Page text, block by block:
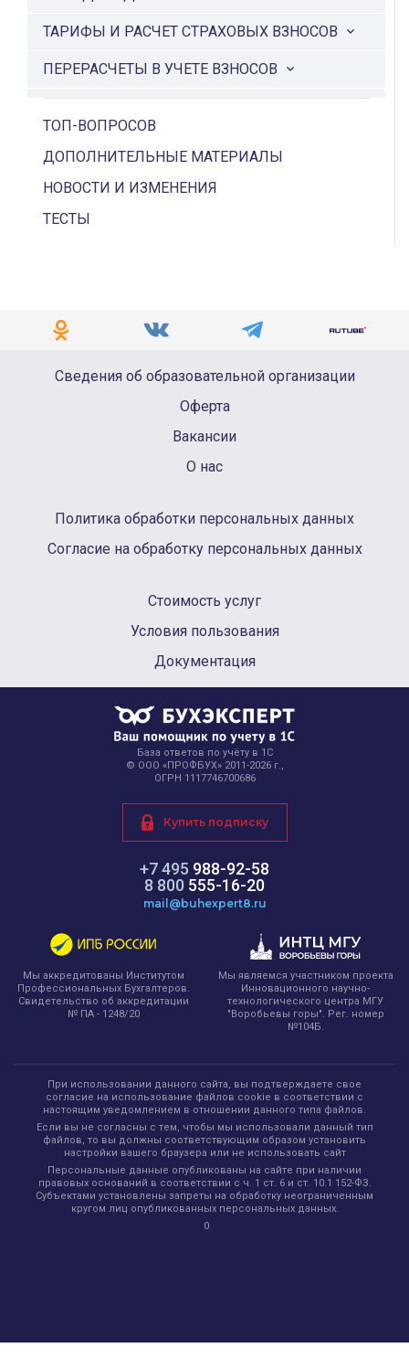
ТАРИФЫ И РАСЧЕТ СТРАХОВЫХ ВЗНОСОВ
ПЕРЕРАСЧЕТЫ В УЧЕТЕ ВЗНОСОВ
КАТЕГОРИЙ СОТРУДНИКОВ
ТОП-ВОПРОСОВ
ДОПОЛНИТЕЛЬНЫЕ МАТЕРИАЛЫ
НОВОСТИ И ИЗМЕНЕНИЯ
ТЕСТЫ
Сведения об образовательной организации
Оферта
Вакансии
О нас
Политика обработки персональных данных
Согласие на обработку персональных данных
Стоимость услуг
Условия пользования
Документация
База ответов по учёту в 1С
© ООО «ПРОФБУХ» 2011-2026 г.,
ОГРН 1117746700686
+7 495 988-92-58
8 800 555-16-20
mail@buhexpert8.ru
Купить подписку
Мы аккредитованы Институтом
Профессиональных Бухгалтеров.
Свидетельство об аккредитации
№ ПА - 1248/20
Мы являемся участником проекта
Инновационного научно-
технологического центра МГУ
"Воробьевы горы". Рег. номер
№104Б.
При использовании данного сайта, вы подтверждаете свое
согласие на использование файлов cookie в соответствии с
настоящим уведомлением в отношении данного типа файлов.
Если вы не согласны с тем, чтобы мы использовали данный тип
файлов, то вы должны соответствующим образом установить
настройки вашего браузера или не использовать сайт
Персональные данные опубликованы на сайте при наличии
правовых оснований в соответствии с ч. 1 ст. 6 и ст. 10.1 152-ФЗ.
Субъектами установлены запреты на обработку неограниченным
кругом лиц опубликованных персональных данных.
0